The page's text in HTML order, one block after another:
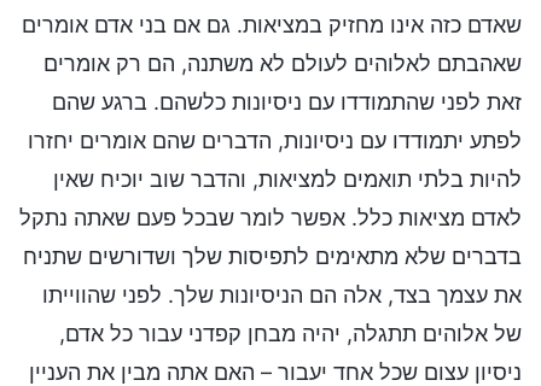
שאדם כזה אינו מחזיק במציאות. גם אם בני אדם אומרים
שאהבתם לאלוהים לעולם לא משתנה, הם רק אומרים
זאת לפני שהתמודדו עם ניסיונות כלשהם. ברגע שהם
לפתע יתמודדו עם ניסיונות, הדברים שהם אומרים יחזרו
להיות בלתי תואמים למציאות, והדבר שוב יוכיח שאין
לאדם מציאות כלל. אפשר לומר שבכל פעם שאתה נתקל
בדברים שלא מתאימים לתפיסות שלך ושדורשים שתניח
את עצמך בצד, אלה הם הניסיונות שלך. לפני שהווייתו
של אלוהים תתגלה, יהיה מבחן קפדני עבור כל אדם,
ניסיון עצום שכל אחד יעבור – האם אתה מבין את העניין